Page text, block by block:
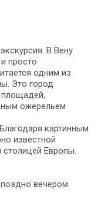
В Вену
просто
одним из
Это город
ожерельем
картинным
известной
столицей Европы.
вечером.